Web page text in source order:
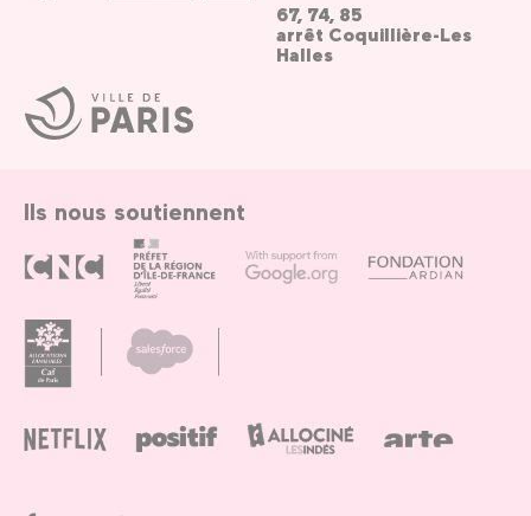
Ville
de
Paris
67, 74, 85
arrêt Coquillière-Les
Halles
Ils nous soutiennent